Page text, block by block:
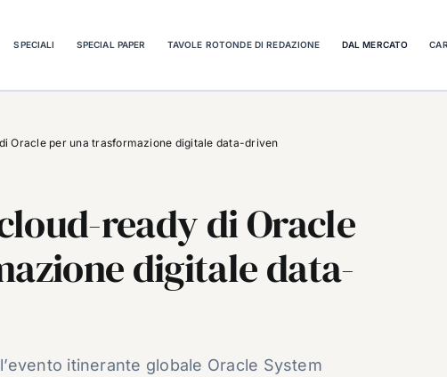
SPECIALI SPECIAL PAPER TAVOLE ROTONDE DI REDAZIONE DAL MERCATO
Oracle per una trasformazione digitale data-driven
ready di Oracle
digitale data-
itinerante globale Oracle System